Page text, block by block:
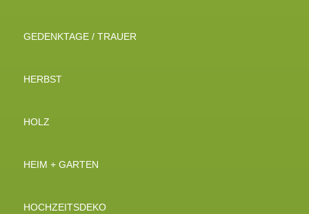
GEDENKTAGE / TRAUER
HERBST
HOLZ
HEIM + GARTEN
HOCHZEITSDEKO